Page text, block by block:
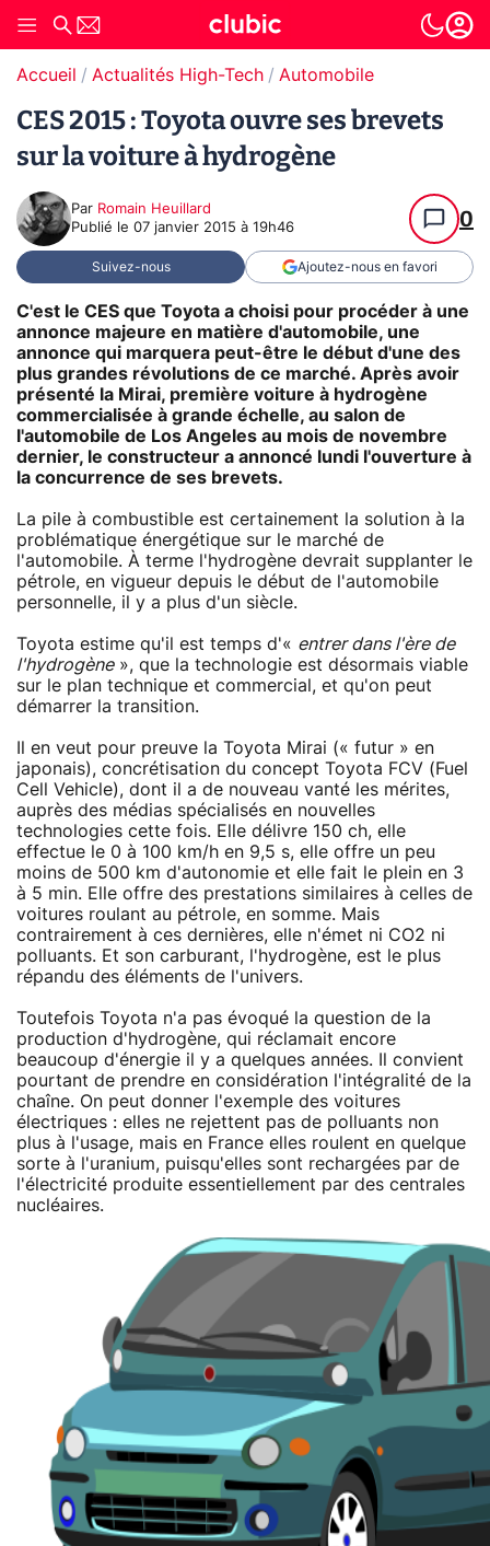
Accueil Actualités High-Tech Automobile
CES 2015 : Toyota ouvre ses brevets
sur la voiture à hydrogène
Par Romain Heuillard
Publié le 07 janvier 2015 à 19h46 0
Suivez-nous Ajoutez-nous en favori
C'est le CES que Toyota a choisi pour procéder à une
annonce majeure en matière d'automobile, une
annonce qui marquera peut-être le début d'une des
plus grandes révolutions de ce marché. Après avoir
présenté la Mirai, première voiture à hydrogène
commercialisée à grande échelle, au salon de
l'automobile de Los Angeles au mois de novembre
dernier, le constructeur a annoncé lundi l'ouverture à
la concurrence de ses brevets.
La pile à combustible est certainement la solution à la
problématique énergétique sur le marché de
l'automobile. À terme l'hydrogène devrait supplanter le
pétrole, en vigueur depuis le début de l'automobile
personnelle, il y a plus d'un siècle.
Toyota estime qu'il est temps d'« entrer dans l'ère de
l'hydrogène», que la technologie est désormais viable
sur le plan technique et commercial, et qu'on peut
démarrer la transition.
Il en veut pour preuve la Toyota Mirai (« futur » en
japonais), concrétisation du concept Toyota FCV (Fuel
Cell Vehicle), dont il a de nouveau vanté les mérites,
auprès des médias spécialisés en nouvelles
technologies cette fois. Elle délivre 150 ch, elle
effectue le 0 à 100 km/h en 9,5 s, elle offre un peu
moins de 500 km d'autonomie et elle fait le plein en 3
à 5 min. Elle offre des prestations similaires à celles de
voitures roulant au pétrole, en somme. Mais
contrairement à ces dernières, elle n'émet ni CO2 ni
polluants. Et son carburant, l'hydrogène, est le plus
répandu des éléments de l'univers.
Toutefois Toyota n'a pas évoqué la question de la
production d'hydrogène, qui réclamait encore
beaucoup d'énergie il y a quelques années. Il convient
pourtant de prendre en considération l'intégralité de la
chaîne. On peut donner l'exemple des voitures
électriques : elles ne rejettent pas de polluants non
plus à l'usage, mais en France elles roulent en quelque
sorte à l'uranium, puisqu'elles sont rechargées par de
l'électricité produite essentiellement par des centrales
nucléaires.